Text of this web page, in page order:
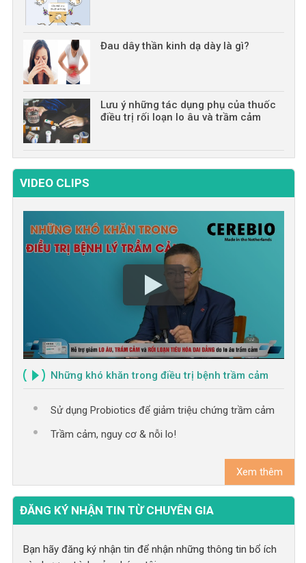
Đau dây thần kinh dạ dày là gì?
Lưu ý những tác dụng phụ của thuốc
điều trị rối loạn lo âu và trầm cảm
VIDEO CLIPS
Những khó khăn trong điều trị bệnh trầm cảm
Sử dụng Probiotics để giảm triệu chứng trầm cảm
Trầm cảm, nguy cơ & nỗi lo!
Xem thêm
ĐĂNG KÝ NHẬN TIN TỪ CHUYÊN GIA
Bạn hãy đăng ký nhận tin để nhận những thông tin bổ ích